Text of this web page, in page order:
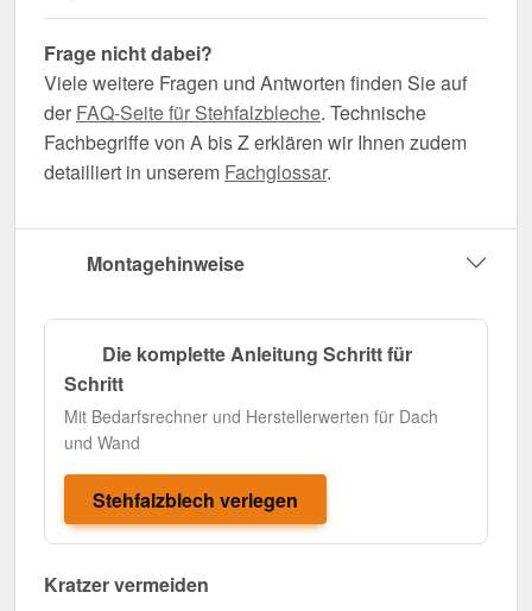
Frage nicht dabei?
Viele weitere Fragen und Antworten finden Sie auf
der FAQ-Seite für Stehfalzbleche. Technische
Fachbegriffe von A bis Z erklären wir Ihnen zudem
detailliert in unserem Fachglossar.
Montagehinweise
Die komplette Anleitung Schritt für
Schritt
Mit Bedarfsrechner und Herstellerwerten für Dach
und Wand
Stehfalzblech verlegen
Kratzer vermeiden